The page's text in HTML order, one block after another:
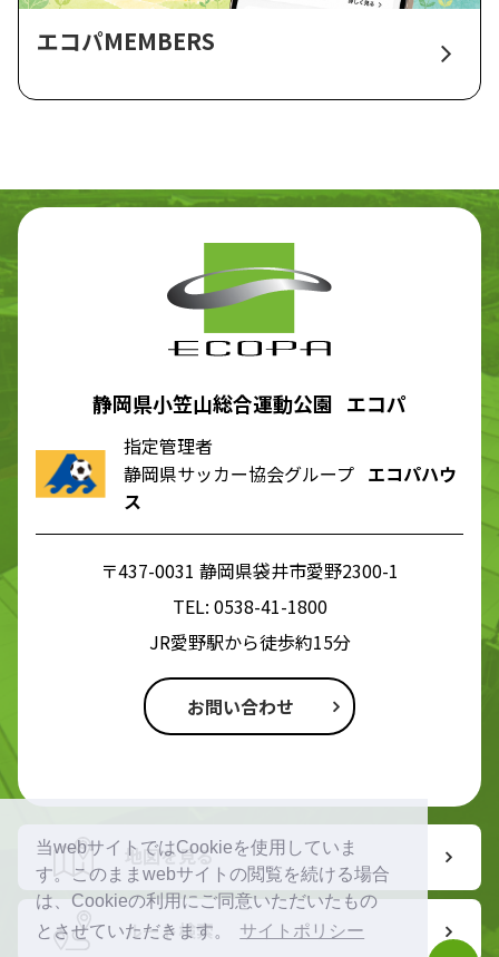
当webサイトではCookieを使用していま
す。このままwebサイトの閲覧を続ける場合
は、Cookieの利用にご同意いただいたもの
とさせていただきます。
サイトポリシー
エコパMEMBERS
静岡県小笠山総合運動公園 エコパ
指定管理者
静岡県サッカー協会グループ エコパハウ
ス
〒437-0031 静岡県袋井市愛野2300-1
TEL: 0538-41-1800
JR愛野駅から徒歩約15分
お問い合わせ
地図を見る
ルート検索